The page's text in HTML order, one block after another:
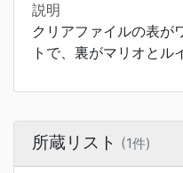
説明
クリアファイルの表が
トで、裏がマリオとル
所蔵リスト (1件)